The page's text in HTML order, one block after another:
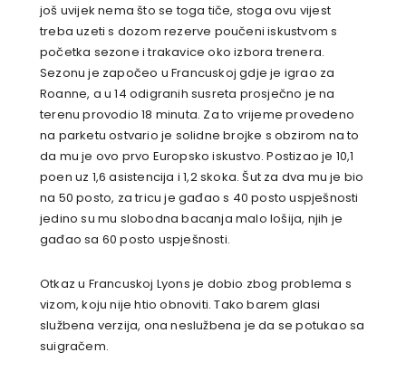
još uvijek nema što se toga tiče, stoga ovu vijest
treba uzeti s dozom rezerve poučeni iskustvom s
početka sezone i trakavice oko izbora trenera.
Sezonu je započeo u Francuskoj gdje je igrao za
Roanne, a u 14 odigranih susreta prosječno je na
terenu provodio 18 minuta. Za to vrijeme provedeno
na parketu ostvario je solidnebrojke s obzirom na to
da mu je ovo prvo Europsko iskustvo. Postizao je 10,1
poen uz 1,6 asistencija i 1,2 skoka. Šut za dva mu je bio
na 50 posto, za tricu je gađao s 40 posto uspješnosti
jedino su mu slobodna bacanja malo lošija, njih je
gađaosa 60 posto uspješnosti.
Otkaz u Francuskoj Lyons je dobio zbog problema s
vizom, koju nije htio obnoviti. Tako barem glasi
službena verzija, ona neslužbena je da se potukao sa
suigračem.